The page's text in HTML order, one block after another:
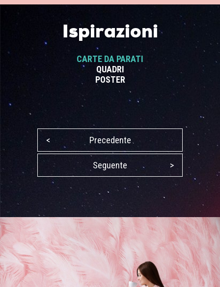
Ispirazioni
CARTE DA PARATI
QUADRI
POSTER
< Precedente
Seguente >